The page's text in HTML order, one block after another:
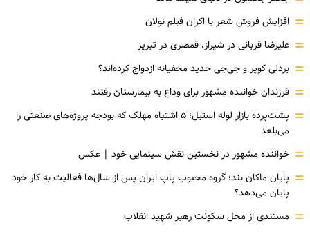
= افزایش فروش شعر با اکران فیلم نولان
= علیرضا قربانی در شیراز، قمصری در تبریز
= بردلی کوپر و جی‌جی حدید مخفیانه ازدواج کرده‌اند؟
= فرزندان خواننده مشهور برای وداع به بیمارستان رفتند
=
پشت‌پرده بازار لوله استیل؛ ۵ اشتباه مهلک که بودجه پروژه‌های صنعتی را
می‌بلعد
= خواننده مشهور در نخستین نقش سینمایی خود |‌ عکس
= پایان ماکان بند؛ گروه محبوب پاپ ایران پس از سال‌ها فعالیت به کار خود
پایان می‌دهد؟
= مستندی از محل سکونت رهبر شهید انقلاب